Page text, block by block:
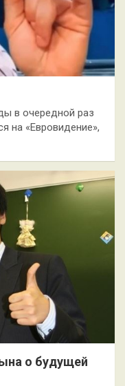
в очередной раз
на «Евровидение»,
о будущей